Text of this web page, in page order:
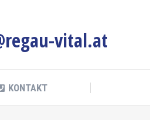
vital.at
KONTAKT